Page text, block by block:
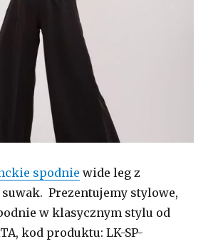
spodnie wide leg z
Prezentujemy stylowe,
w klasycznym stylu od
kod produktu: LK-SP-